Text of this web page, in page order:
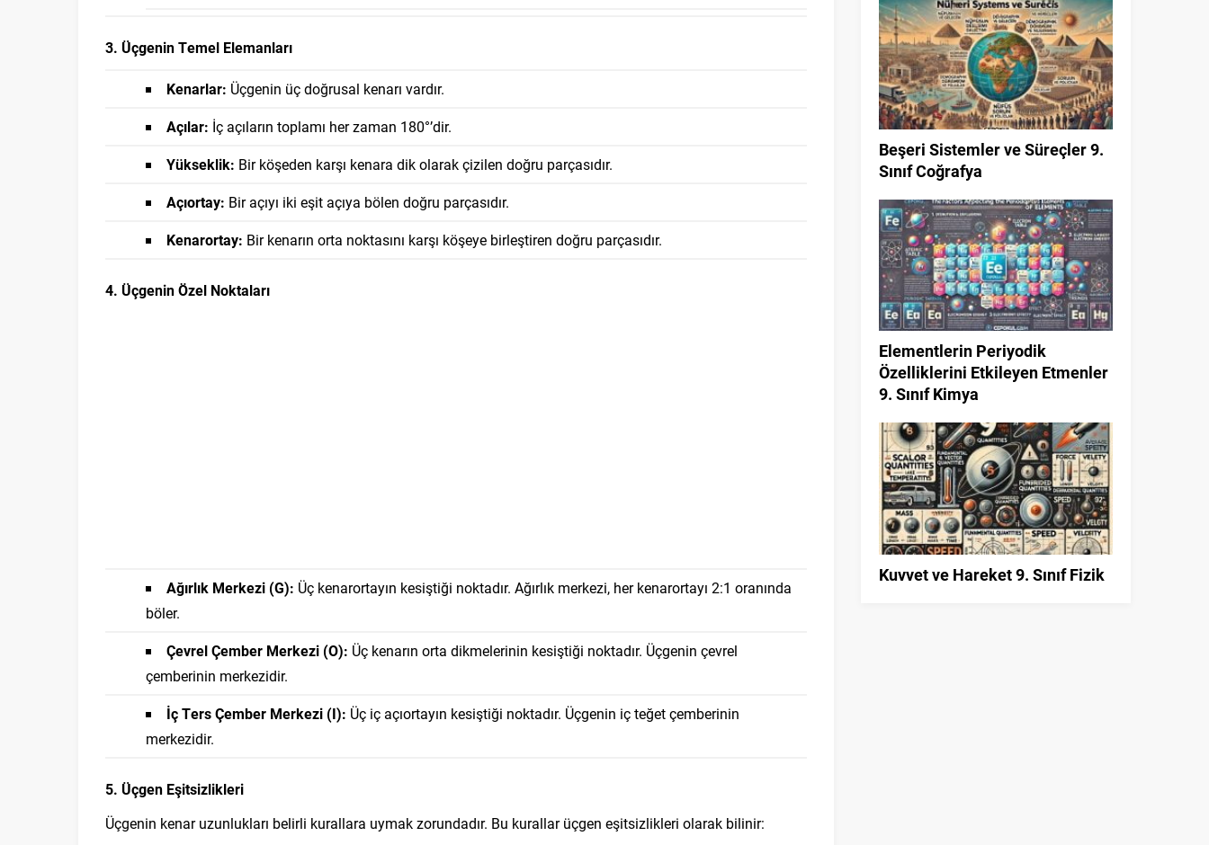
3. Üçgenin Temel Elemanları
Kenarlar: Üçgenin üç doğrusal kenarı vardır.
Açılar: İç açıların toplamı her zaman 180°’dir.
Yükseklik: Bir köşeden karşı kenara dik olarak çizilen doğru parçasıdır.
Açıortay: Bir açıyı iki eşit açıya bölen doğru parçasıdır.
Kenarortay: Bir kenarın orta noktasını karşı köşeye birleştiren doğru parçasıdır.
4. Üçgenin Özel Noktaları
Ağırlık Merkezi (G): Üç kenarortayın kesiştiği noktadır. Ağırlık merkezi, her kenarortayı 2:1 oranında
böler.
Çevrel Çember Merkezi (O): Üç kenarın orta dikmelerinin kesiştiği noktadır. Üçgenin çevrel
çemberinin merkezidir.
İç Ters Çember Merkezi (I): Üç iç açıortayın kesiştiği noktadır. Üçgenin iç teğet çemberinin
merkezidir.
5. Üçgen Eşitsizlikleri
Üçgenin kenar uzunlukları belirli kurallara uymak zorundadır. Bu kurallar üçgen eşitsizlikleri olarak bilinir:
Beşeri Sistemler ve Süreçler 9.
Sınıf Coğrafya
Elementlerin Periyodik
Özelliklerini Etkileyen Etmenler
9. Sınıf Kimya
Kuvvet ve Hareket 9. Sınıf Fizik